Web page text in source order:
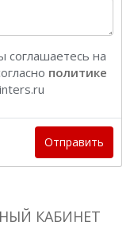
соглашаетесь на
политике
Отправить
КАБИНЕТ